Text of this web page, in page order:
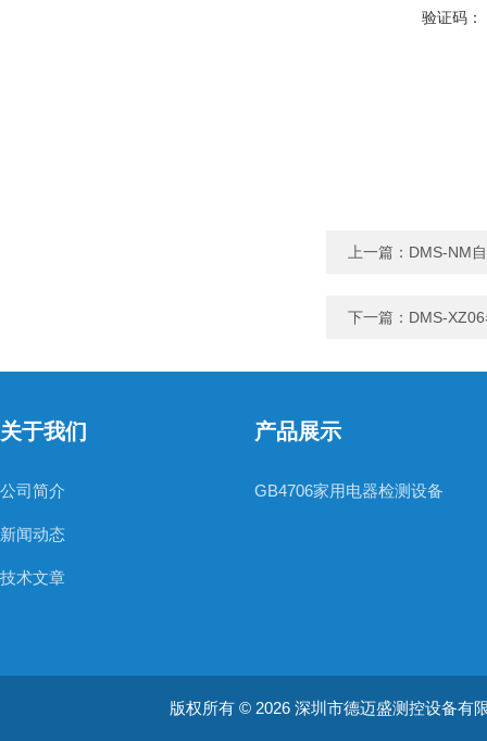
验证码：
上一篇： DMS-NM
下一篇： DMS-
关于我们
公司简介
新闻动态
技术文章
产品展示
GB4706家用电器检测设备
版权所有 © 2026 深圳市德迈盛测控设备